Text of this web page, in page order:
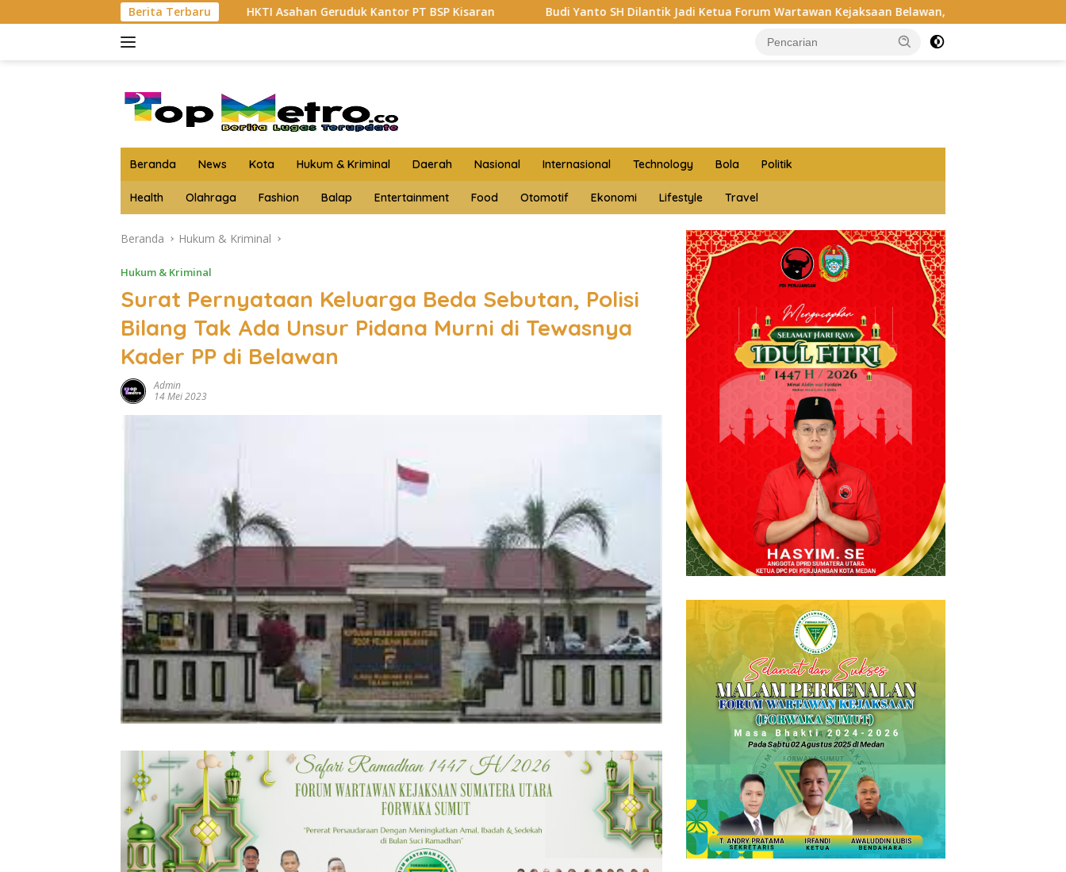
ke
Berita Terbaru
HKTI Asahan Geruduk Kantor PT BSP Kisaran Budi Yanto SH Dilantik Jadi Ketua Forum Wartawan Kejaksaan Belawan, Forwaka Sumut : Tingkatkan
Beranda News Kota Hukum & Kriminal Daerah Nasional Internasional Technology Bola Politik
Health Olahraga Fashion Balap Entertainment Food Otomotif Ekonomi Lifestyle Travel
Beranda Hukum & Kriminal
Hukum & Kriminal
Surat Pernyataan Keluarga Beda Sebutan, Polisi
Bilang Tak Ada Unsur Pidana Murni di Tewasnya
Kader PP di Belawan
Admin
14 Mei 2023